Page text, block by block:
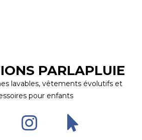
PARLAPLUIE
lavables, vêtements évolutifs et
pour enfants